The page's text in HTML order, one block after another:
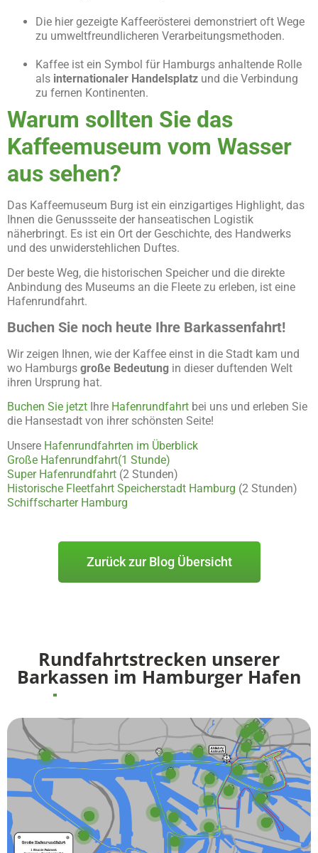
Die hier gezeigte Kaffeerösterei demonstriert oft Wege
zu umweltfreundlicheren Verarbeitungsmethoden.
Kaffee ist ein Symbol für Hamburgs anhaltende Rolle
als internationaler Handelsplatz und die Verbindung
zu fernen Kontinenten.
Warum sollten Sie das
Kaffeemuseum vom Wasser
aus sehen?
Das Kaffeemuseum Burg ist ein einzigartiges Highlight, das
Ihnen die Genussseite der hanseatischen Logistik
näherbringt. Es ist ein Ort der Geschichte, des Handwerks
und des unwiderstehlichen Duftes.
Der beste Weg, die historischen Speicher und die direkte
Anbindung des Museums an die Fleete zu erleben, ist eine
Hafenrundfahrt.
Buchen Sie noch heute Ihre Barkassenfahrt!
Wir zeigen Ihnen, wie der Kaffee einst in die Stadt kam und
wo Hamburgs große Bedeutung in dieser duftenden Welt
ihren Ursprung hat.
Buchen Sie jetzt Ihre Hafenrundfahrt bei uns und erleben Sie
die Hansestadt von ihrer schönsten Seite!
Unsere Hafenrundfahrten im Überblick
Große Hafenrundfahrt(1 Stunde)
Super Hafenrundfahrt (2 Stunden)
Historische Fleetfahrt Speicherstadt Hamburg (2 Stunden)
Schiffscharter Hamburg
Zurück zur Blog Übersicht
Rundfahrtstrecken unserer
Barkassen im Hamburger Hafen